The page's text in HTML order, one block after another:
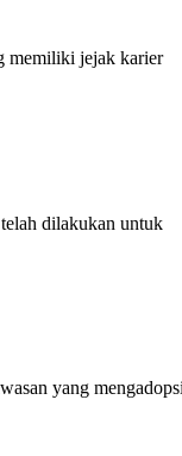
memiliki jejak karier
dilakukan untuk
yang